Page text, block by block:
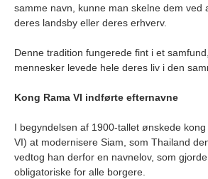
samme navn, kunne man skelne dem ved
deres landsby eller deres erhverv.
Denne tradition fungerede fint i et
mennesker levede hele deres liv i den
Kong Rama VI indførte efternavne
I begyndelsen af 1900-tallet ønskede
VI) at modernisere Siam, som Thailand
vedtog han derfor en navnelov, som
obligatoriske for alle borgere.